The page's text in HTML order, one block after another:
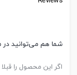
سنسور
شما هم می‌توانید در
اگر این محصول را